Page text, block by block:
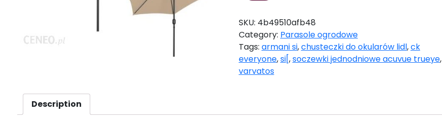
SKU: 4b49510afb48
Category: Parasole ogrodowe
Tags: armani si,chusteczki do okularów lidl,ck
everyone,si[,soczewki jednodniowe acuvue trueye,
varvatos
Description